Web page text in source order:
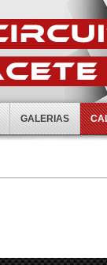
GALERIAS